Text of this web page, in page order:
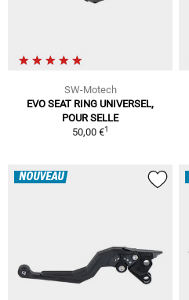
SW-Motech
EVO SEAT RING UNIVERSEL,
POUR SELLE
50,00 €1
NOUVEAU